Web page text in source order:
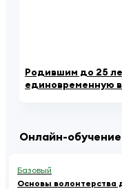
Родившим до 25
единовременную
Онлайн-обучение
Базовый
Основы